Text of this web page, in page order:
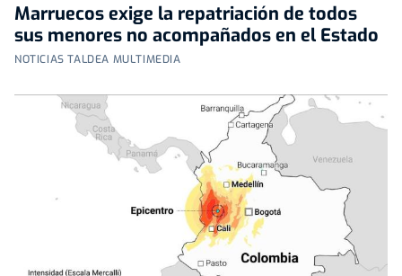
Marruecos exige la repatriación de todos
sus menores no acompañados en el Estado
NOTICIAS TALDEA MULTIMEDIA